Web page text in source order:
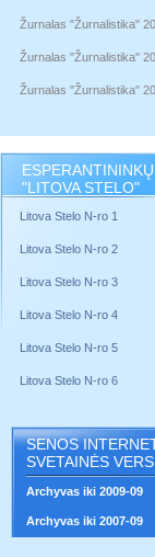
Žurnalas "Žurnalistika"
Žurnalas "Žurnalistika"
Žurnalas "Žurnalistika"
"LITOVA STELO"
Litova Stelo N-ro 1
Litova Stelo N-ro 2
Litova Stelo N-ro 3
Litova Stelo N-ro 4
Litova Stelo N-ro 5
Litova Stelo N-ro 6
SENOS
SVETAINĖS
Archyvas iki 2009-09
Archyvas iki 2007-09